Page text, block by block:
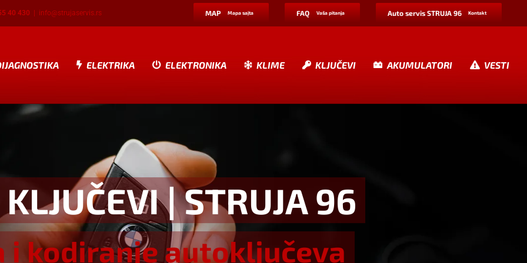
40 430 info@strujaservis.rs MAP Mapa sajta FAQ Vaša pitanja Auto servis STRUJA 96 Kontakt
ELEKTRIKA ELEKTRONIKA KLIME KLJUČEVI AKUMULATORI VESTI
| STRUJA 96
i kodiranje autoključeva